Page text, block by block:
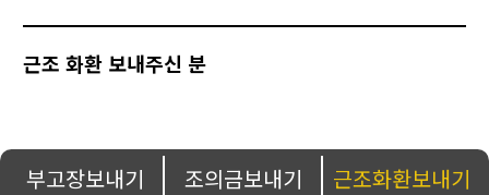
근조 화환 보내주신 분
부고장보내기 조의금보내기 근조화환보내기